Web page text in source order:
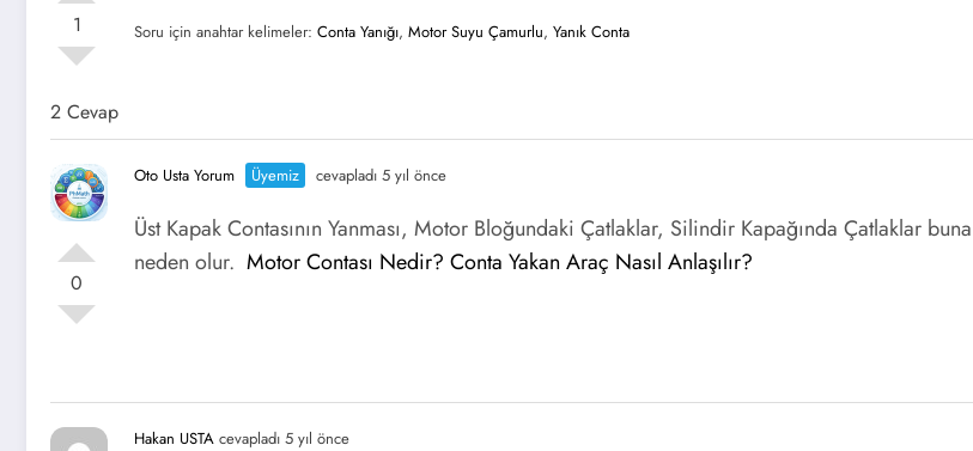
1 Soru için anahtar kelimeler: Conta Yanığı, Motor Suyu Çamurlu, Yanık Conta
2 Cevap
0
Oto Usta Yorum Üyemiz cevapladı 5 yıl önce
Üst Kapak Contasının Yanması, Motor Bloğundaki Çatlaklar, Silindir Kapağında Çatlaklar buna
neden olur. Motor Contası Nedir? Conta Yakan Araç Nasıl Anlaşılır?
Hakan USTA cevapladı 5 yıl önce